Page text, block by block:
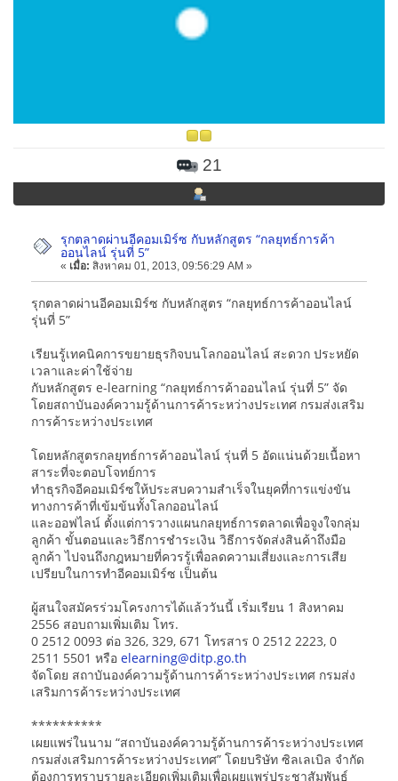
21
รุกตลาดผ่านอีคอมเมิร์ซ กับหลักสูตร “กลยุทธ์การค้า
ออนไลน์ รุ่นที่ 5”
« เมื่อ: สิงหาคม 01, 2013, 09:56:29 AM »
รุกตลาดผ่านอีคอมเมิร์ซ กับหลักสูตร “กลยุทธ์การค้าออนไลน์
รุ่นที่ 5”
เรียนรู้เทคนิคการขยายธุรกิจบนโลกออนไลน์ สะดวก ประหยัด
เวลาและค่าใช้จ่าย
กับหลักสูตร e-learning “กลยุทธ์การค้าออนไลน์ รุ่นที่ 5” จัด
โดยสถาบันองค์ความรู้ด้านการค้าระหว่างประเทศ กรมส่งเสริม
การค้าระหว่างประเทศ
โดยหลักสูตรกลยุทธ์การค้าออนไลน์ รุ่นที่ 5 อัดแน่นด้วยเนื้อหา
สาระที่จะตอบโจทย์การ
ทำธุรกิจอีคอมเมิร์ซให้ประสบความสำเร็จในยุคที่การแข่งขัน
ทางการค้าที่เข้มข้นทั้งโลกออนไลน์
และออฟไลน์ ตั้งแต่การวางแผนกลยุทธ์การตลาดเพื่อจูงใจกลุ่ม
ลูกค้า ขั้นตอนและวิธีการชำระเงิน วิธีการจัดส่งสินค้าถึงมือ
ลูกค้า ไปจนถึงกฎหมายที่ควรรู้เพื่อลดความเสี่ยงและการเสีย
เปรียบในการทำอีคอมเมิร์ซ เป็นต้น
ผู้สนใจสมัครร่วมโครงการได้แล้ววันนี้ เริ่มเรียน 1 สิงหาคม
2556 สอบถามเพิ่มเติม โทร.
0 2512 0093 ต่อ 326, 329, 671 โทรสาร 0 2512 2223, 0
2511 5501 หรือ elearning@ditp.go.th
จัดโดย สถาบันองค์ความรู้ด้านการค้าระหว่างประเทศ กรมส่ง
เสริมการค้าระหว่างประเทศ
**********
เผยแพร่ในนาม “สถาบันองค์ความรู้ด้านการค้าระหว่างประเทศ
กรมส่งเสริมการค้าระหว่างประเทศ” โดยบริษัท ซิลเลเบิล จำกัด
ต้องการทราบรายละเอียดเพิ่มเติมเพื่อเผยแพร่ประชาสัมพันธ์